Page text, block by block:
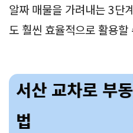
알짜 매물을 가려내는 3단
도 훨씬 효율적으로 활용할
서산 교차로 부
법